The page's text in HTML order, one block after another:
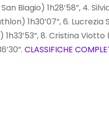
Biagio) 1h28’58”, 4.
1h30’07”, 6. Lucrezia
1h33’53”, 8. Cristina
CLASSIFICHE